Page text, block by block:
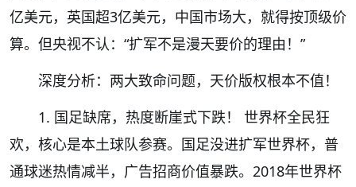
亿美元，英国超3亿美元，中国市场大，就得按顶级价
算。但央视不认：“扩军不是漫天要价的理由！”
深度分析：两大致命问题，天价版权根本不值！
1. 国足缺席，热度断崖式下跌！ 世界杯全民狂
欢，核心是本土球队参赛。国足没进扩军世界杯，普
通球迷热情减半，广告招商价值暴跌。2018年世界杯